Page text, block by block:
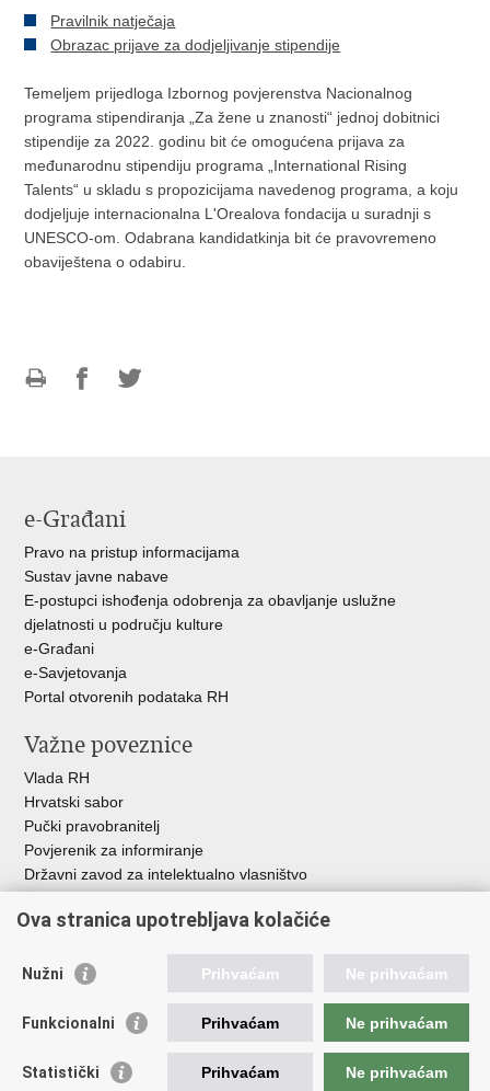
Pravilnik natječaja
Obrazac prijave za dodjeljivanje stipendije
Temeljem prijedloga Izbornog povjerenstva Nacionalnog
programa stipendiranja „Za žene u znanosti“ jednoj dobitnici
stipendije za 2022. godinu bit će omogućena prijava za
međunarodnu stipendiju programa „International Rising
Talents“ u skladu s propozicijama navedenog programa, a koju
dodjeljuje internacionalna L'Orealova fondacija u suradnji s
UNESCO-om. Odabrana kandidatkinja bit će pravovremeno
obaviještena o odabiru.
e-Građani
Pravo na pristup informacijama
Sustav javne nabave
E-postupci ishođenja odobrenja za obavljanje uslužne
djelatnosti u području kulture
e-Građani
e-Savjetovanja
Portal otvorenih podataka RH
Važne poveznice
Vlada RH
Hrvatski sabor
Pučki pravobranitelj
Povjerenik za informiranje
Državni zavod za intelektualno vlasništvo
HAKOM
Ostale poveznice
Hrvatski audiovizualni centar
Creative Europe
Ova stranica upotrebljava kolačiće
Nužni Prihvaćam Ne prihvaćam
Funkcionalni Prihvaćam Ne prihvaćam
Statistički Prihvaćam Ne prihvaćam